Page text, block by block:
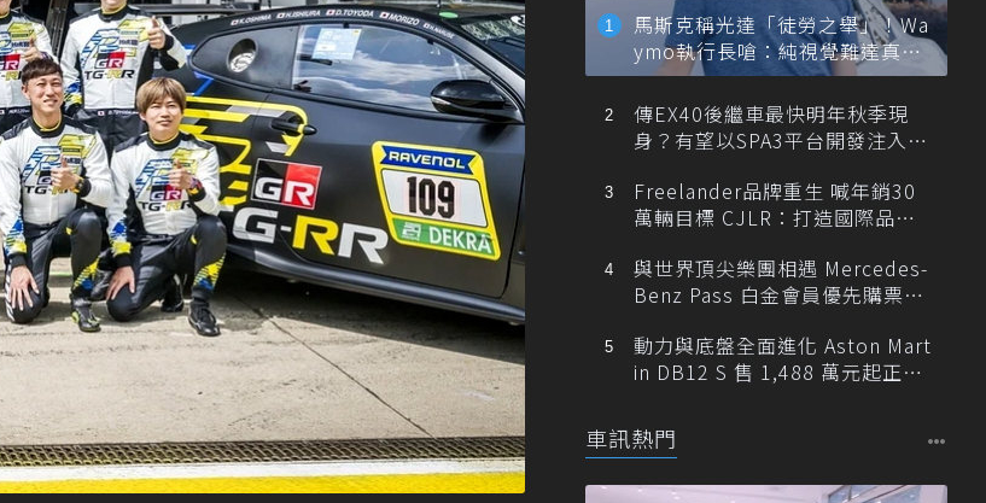
馬斯克稱光達「徒勞之舉」！Wa
ymo執行長嗆：純視覺難達真正
自動駕駛
傳EX40後繼車最快明年秋季現
身？有望以SPA3平台開發注入80
Freelander品牌重生 喊年銷30
萬輛目標 CJLR：打造國際品牌
與世界頂尖樂團相遇 Mercedes-
Benz Pass 白金會員優先購票維
動力與底盤全面進化 Aston Mart
in DB12 S 售 1,488 萬元起正式
車訊熱門